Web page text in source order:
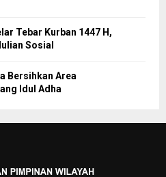
Tebar Kurban 1447 H,
Sosial
Bersihkan Area
Idul Adha